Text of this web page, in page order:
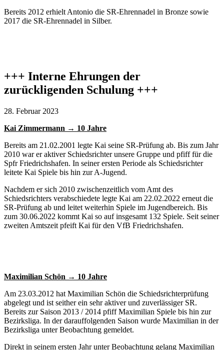
Bereits 2012 erhielt Antonio die SR-Ehrennadel in Bronze sowie
2017 die SR-Ehrennadel in Silber.
+++ Interne Ehrungen der
zurückligenden Schulung +++
28. Februar 2023
Kai Zimmermann → 10 Jahre
Bereits am 21.02.2001 legte Kai seine SR-Prüfung ab. Bis zum Jahr
2010 war er aktiver Schiedsrichter unsere Gruppe und pfiff für die
Spfr Friedrichshafen. In seiner ersten Periode als Schiedsrichter
leitete Kai Spiele bis hin zur A-Jugend.
Nachdem er sich 2010 zwischenzeitlich vom Amt des
Schiedsrichters verabschiedete legte Kai am 22.02.2022 erneut die
SR-Prüfung ab und leitet weiterhin Spiele im Jugendbereich. Bis
zum 30.06.2022 kommt Kai so auf insgesamt 132 Spiele. Seit seiner
zweiten Amtszeit pfeift Kai für den VfB Friedrichshafen.
Maximilian Schön → 10 Jahre
Am 23.03.2012 hat Maximilian Schön die Schiedsrichterprüfung
abgelegt und ist seither ein sehr aktiver und zuverlässiger SR.
Bereits zur Saison 2013 / 2014 pfiff Maximilian Spiele bis hin zur
Bezirksliga. In der darauffolgenden Saison wurde Maximilian in der
Bezirksliga unter Beobachtung gemeldet.
Direkt in seinem ersten Jahr unter Beobachtung gelang Maximilian